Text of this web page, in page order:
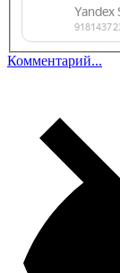
Комментарий...